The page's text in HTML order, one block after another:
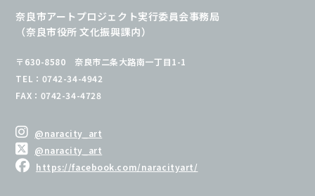
奈良市アートプロジェクト実行委員会事務局
（奈良市役所 文化振興課内）
〒630-8580 奈良市二条大路南一丁目1-1
TEL：0742-34-4942
FAX：0742-34-4728
@naracity_art
@naracity_art
https://facebook.com/naracityart/